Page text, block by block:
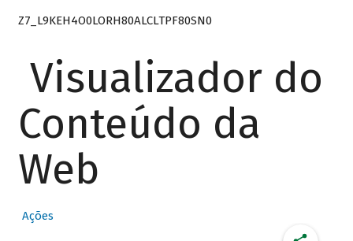
Z7_L9KEH4O0LORH80ALCLTPF80SN0
Visualizador do
Conteúdo da
Web
Ações